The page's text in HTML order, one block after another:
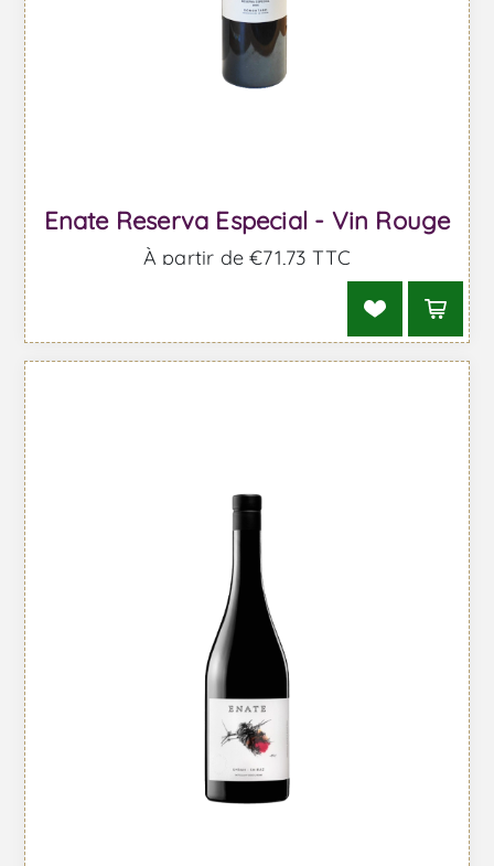
Enate Reserva Especial - Vin Rouge
À partir de €71,73 TTC